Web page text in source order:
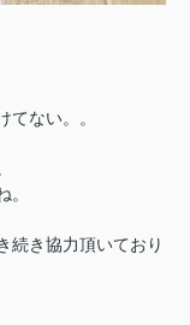
ない。。
続き協力頂いており